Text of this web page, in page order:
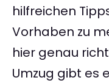
hilfreichen
Vorhaben zu
hier genau
Umzug gibt es